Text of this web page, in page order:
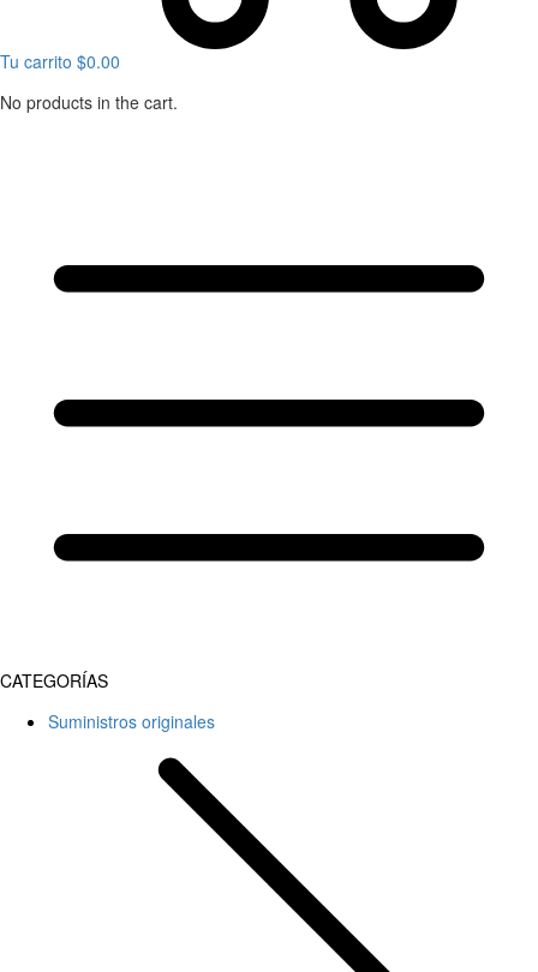
Tu carrito $0.00
No products in the cart.
CATEGORÍAS
Suministros originales